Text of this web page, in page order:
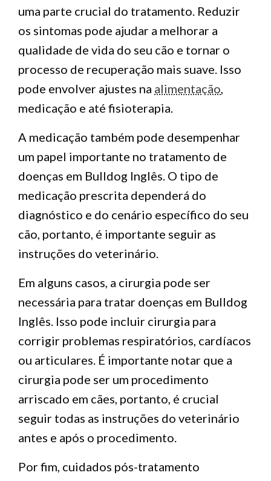
uma parte crucial do tratamento. Reduzir
os sintomas pode ajudar a melhorar a
qualidade de vida do seu cão e tornar o
processo de recuperação mais suave. Isso
pode envolver ajustes na alimentação,
medicação e até fisioterapia.
A medicação também pode desempenhar
um papel importante no tratamento de
doenças em Bulldog Inglês. O tipo de
medicação prescrita dependerá do
diagnóstico e do cenário específico do seu
cão, portanto, é importante seguir as
instruções do veterinário.
Em alguns casos, a cirurgia pode ser
necessária para tratar doenças em Bulldog
Inglês. Isso pode incluir cirurgia para
corrigir problemas respiratórios, cardíacos
ou articulares. É importante notar que a
cirurgia pode ser um procedimento
arriscado em cães, portanto, é crucial
seguir todas as instruções do veterinário
antes e após o procedimento.
Por fim, cuidados pós-tratamento